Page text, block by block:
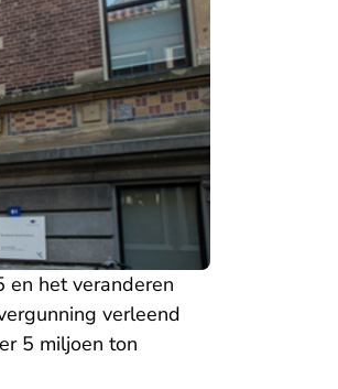
en het veranderen
verleend
5 miljoen ton